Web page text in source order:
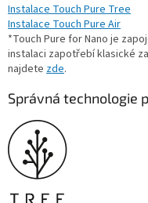
Instalace Touch Pure Tree
Instalace Touch Pure Air
*Touch Pure for Nano je
instalaci zapotřebí klasické
najdete zde.
Správná technologie